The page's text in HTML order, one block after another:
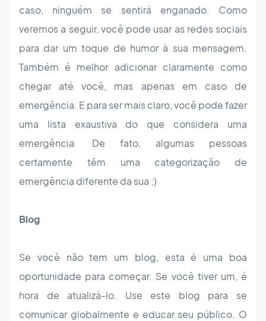
caso, ninguém se sentirá enganado. Como
veremos a seguir, você pode usar as redes sociais
para dar um toque de humor à sua mensagem.
Também é melhor adicionar claramente como
chegar até você, mas apenas em caso de
emergência. E para ser mais claro, você pode fazer
uma lista exaustiva do que considera uma
emergência. De fato, algumas pessoas
certamente têm uma categorização de
emergência diferente da sua ;)
Blog
Se você não tem um blog, esta é uma boa
oportunidade para começar. Se você tiver um, é
hora de atualizá-lo. Use este blog para se
comunicar globalmente e educar seu público. O